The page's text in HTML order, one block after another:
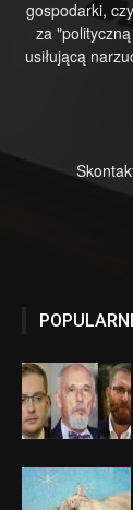
gospodarki,
za
usiłującą